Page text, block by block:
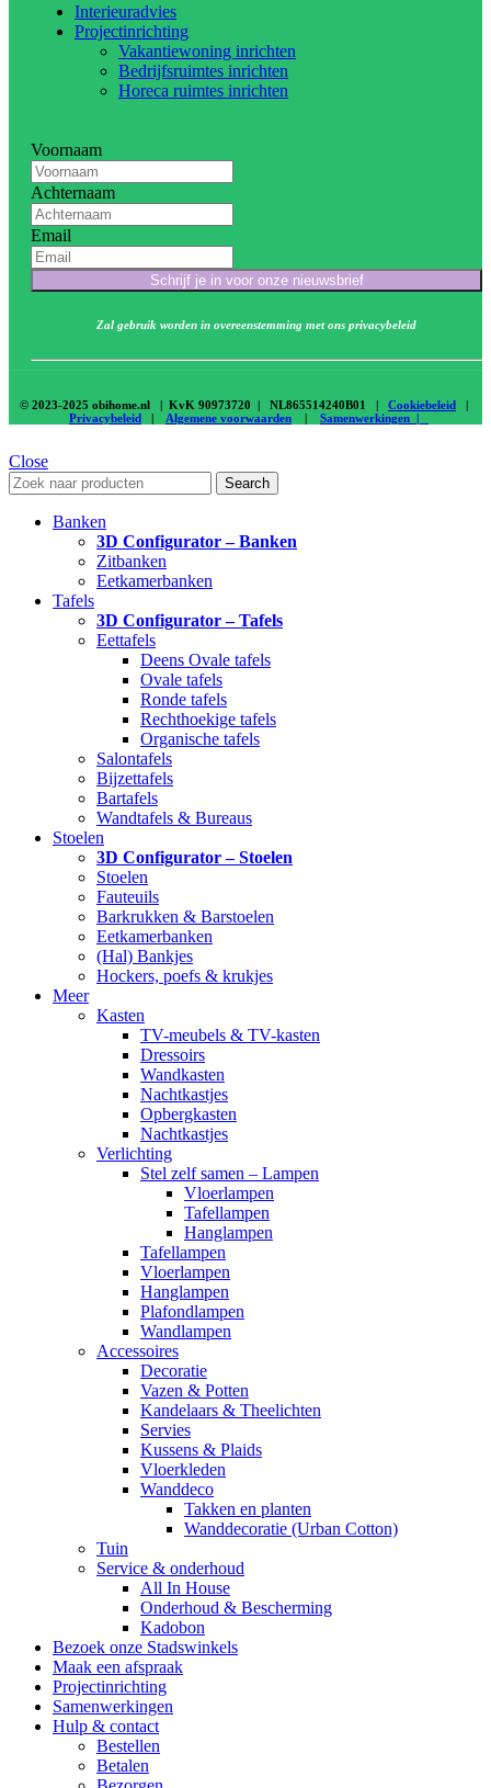
Interieuradvies
Projectinrichting
Vakantiewoning inrichten
Bedrijfsruimtes inrichten
Horeca ruimtes inrichten
Voornaam
Achternaam
Email
Schrijf je in voor onze nieuwsbrief
Zal gebruik worden in overeenstemming met ons privacybeleid
© 2023-2025 obihome.nl | KvK 90973720 | NL865514240B01 | Cookiebeleid
Privacybeleid
Algemene voorwaarden Samenwerkingen |
Close
Search
Banken
3D Configurator – Banken
Zitbanken
Eetkamerbanken
Tafels
3D Configurator – Tafels
Eettafels
Deens Ovale tafels
Ovale tafels
Ronde tafels
Rechthoekige tafels
Organische tafels
Salontafels
Bijzettafels
Bartafels
Wandtafels & Bureaus
Stoelen
3D Configurator – Stoelen
Stoelen
Fauteuils
Barkrukken & Barstoelen
Eetkamerbanken
(Hal) Bankjes
Hockers, poefs & krukjes
Meer
Kasten
TV-meubels & TV-kasten
Dressoirs
Wandkasten
Nachtkastjes
Opbergkasten
Nachtkastjes
Verlichting
Stel zelf samen – Lampen
Vloerlampen
Tafellampen
Hanglampen
Tafellampen
Vloerlampen
Hanglampen
Plafondlampen
Wandlampen
Accessoires
Decoratie
Vazen & Potten
Kandelaars & Theelichten
Servies
Kussens & Plaids
Vloerkleden
Wanddeco
Takken en planten
Wanddecoratie (Urban Cotton)
Tuin
Service & onderhoud
All In House
Onderhoud & Bescherming
Kadobon
Bezoek onze Stadswinkels
Maak een afspraak
Projectinrichting
Samenwerkingen
Hulp & contact
Bestellen
Betalen